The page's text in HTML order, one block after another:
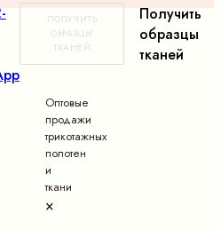
ПОЛУЧИТЬ
ОБРАЗЦЫ
ТКАНЕЙ
Получить
образцы
тканей
Оптовые
продажи
трикотажных
полотен
и
ткани
×